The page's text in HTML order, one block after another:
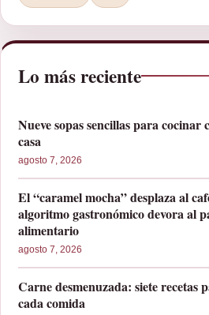
Lo más reciente
Nueve sopas sencillas para cocinar
casa
agosto 7, 2026
El “caramel mocha” desplaza al
algoritmo gastronómico devora al
alimentario
agosto 7, 2026
Carne desmenuzada: siete recetas
cada comida